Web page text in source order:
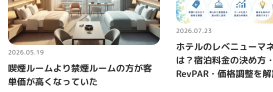
2026.05.19
喫煙ルームより禁煙ルームの方が客
単価が高くなっていた
2026.07.23
ホテルのレベニューマ
は？宿泊料金の決め方
RevPAR・価格調整を